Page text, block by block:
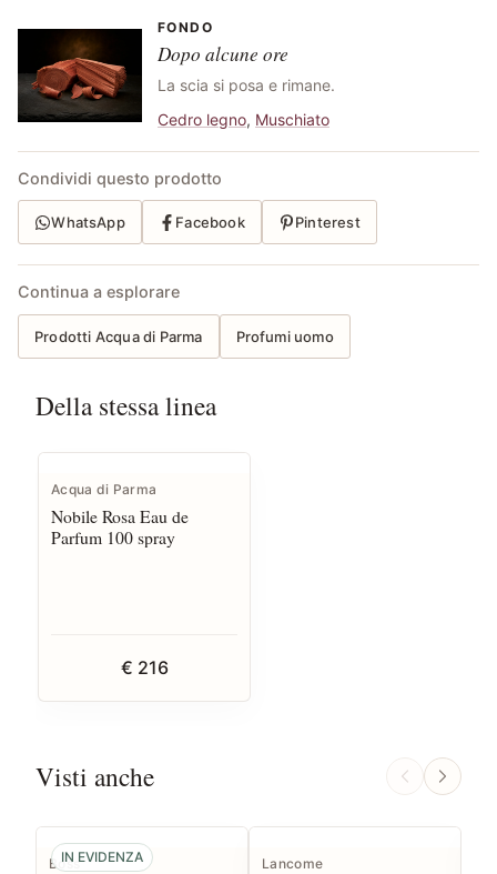
FONDO
Dopo alcune ore
La scia si posa e rimane.
Cedro legno, Muschiato
Condividi questo prodotto
WhatsApp Facebook Pinterest
Continua a esplorare
Prodotti Acqua di Parma Profumi uomo
Della stessa linea
Acqua di Parma
Nobile Rosa Eau de
Parfum 100 spray
€ 216
Visti anche
IN EVIDENZA
Boss Lancome